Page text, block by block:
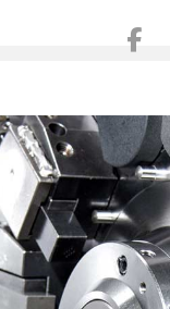
HOME